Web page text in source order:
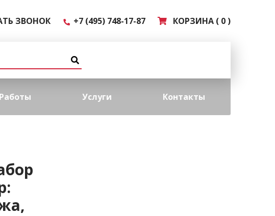
ЗВОНОК +7 (495) 748-17-87 КОРЗИНА ( 0 )
Работы Услуги Контакты